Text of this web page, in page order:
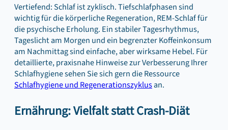
Vertiefend: Schlaf ist zyklisch. Tiefschlafphasen sind
wichtig für die körperliche Regeneration, REM-Schlaf für
die psychische Erholung. Ein stabiler Tagesrhythmus,
Tageslicht am Morgen und ein begrenzter Koffeinkonsum
am Nachmittag sind einfache, aber wirksame Hebel. Für
detaillierte, praxisnahe Hinweise zur Verbesserung Ihrer
Schlafhygiene sehen Sie sich gern die Ressource
Schlafhygiene und Regenerationszyklusan.
Ernährung: Vielfalt statt Crash-Diät